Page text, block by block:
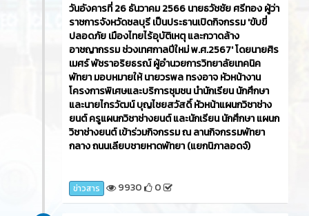
วันอังคารที่ 26 ธันวาคม 2566​ นายธวัชชัย ศรีทอง ผู้ว่า
ราชการจังหวัดชลบุรี เป็นประธานเปิดกิจกรรม 'ขับขี่
ปลอดภัย เมืองไทยไร้อุบัติเหตุ และกวาดล้าง
อาชญากรรม ช่วงเทศกาลปีใหม่ พ.ศ.2567' โดยนายศิร
เมศร์ พัชราอริยธรณ์ ผู้อำนวยการวิทยาลัยเทคนิค
พัทยา มอบหมายให้ นายวรพล ทรงอาจ หัวหน้างาน
โครงการพิเศษและบริการชุมชน นำนักเรียน นักศึกษา
และนายไกรวัฒน์ บุญไชยสวัสดิ์ หัวหน้าแผนกวิชาช่าง
ยนต์ ครูแผนกวิชาช่างยนต์ และนักเรียน นักศึกษา แผนก
วิชาช่างยนต์ เข้าร่วมกิจกรรม ณ ลานกิจกรรมพัทยา
กลาง ถนนเลียบชายหาดพัทยา (แยกนิภาลอดจ์)
ข่าวสาร 9930 0